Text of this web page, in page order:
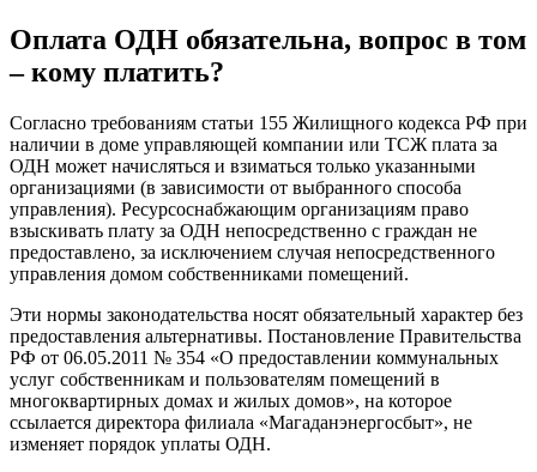
Оплата ОДН обязательна, вопрос в том
– кому платить?
Согласно требованиям статьи 155 Жилищного кодекса РФ при
наличии в доме управляющей компании или ТСЖ плата за
ОДН может начисляться и взиматься только указанными
организациями (в зависимости от выбранного способа
управления). Ресурсоснабжающим организациям право
взыскивать плату за ОДН непосредственно с граждан не
предоставлено, за исключением случая непосредственного
управления домом собственниками помещений.
Эти нормы законодательства носят обязательный характер без
предоставления альтернативы. Постановление Правительства
РФ от 06.05.2011 № 354 «О предоставлении коммунальных
услуг собственникам и пользователям помещений в
многоквартирных домах и жилых домов», на которое
ссылается директора филиала «Магаданэнергосбыт», не
изменяет порядок уплаты ОДН.